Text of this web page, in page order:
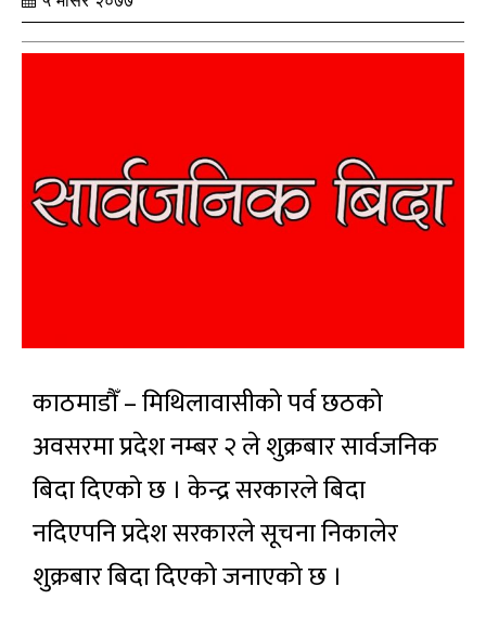
काठमाडौँ – मिथिलावासीको पर्व छठको
अवसरमा प्रदेश नम्बर २ ले शुक्रबार सार्वजनिक
बिदा दिएको छ । केन्द्र सरकारले बिदा
नदिएपनि प्रदेश सरकारले सूचना निकालेर
शुक्रबार बिदा दिएको जनाएको छ ।